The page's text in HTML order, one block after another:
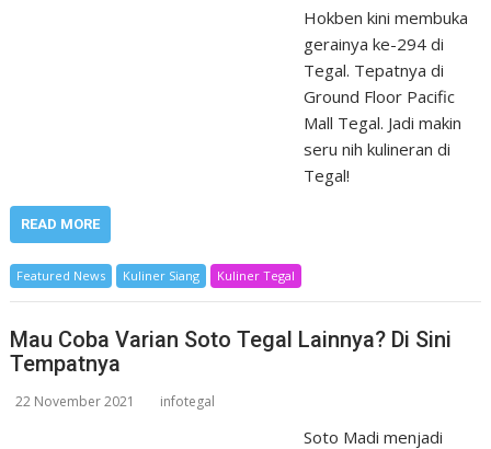
Hokben kini membuka
gerainya ke-294 di
Tegal. Tepatnya di
Ground Floor Pacific
Mall Tegal. Jadi makin
seru nih kulineran di
Tegal!
READ MORE
Featured News Kuliner Siang Kuliner Tegal
Mau Coba Varian Soto Tegal Lainnya? Di Sini
Tempatnya
22 November 2021 infotegal
Soto Madi menjadi